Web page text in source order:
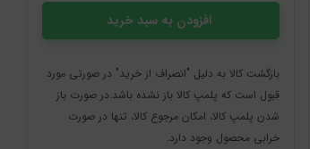
افزودن به سبد خرید
بازگشت کالا به دلیل "انصراف از خرید" در صورتی مورد
قبول است که پلمپ کالا باز نشده باشد.در صورت باز
شدن پلمپ کالا، امکان مرجوع کالا، تنها در صورت
خرابی محصول وجود دارد.